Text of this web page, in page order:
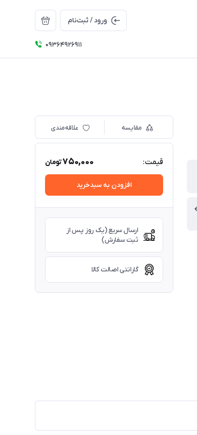
ورود / ثبت‌نام
09364926911
مقایسه علاقه‌مندی
قیمت: 750,000تومان
افزودن به سبدخرید
ارسال سریع (یک روز پس از
ثبت سفارش)
گارانتی اصالت کالا